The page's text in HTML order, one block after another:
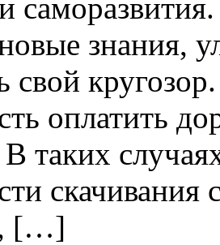
знания,
свой
оплатить
таких
[…]